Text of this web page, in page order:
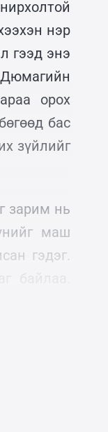
нэр
гээд энэ
орох
бас
зүйлийг
зарим нь
маш
гэдэг.